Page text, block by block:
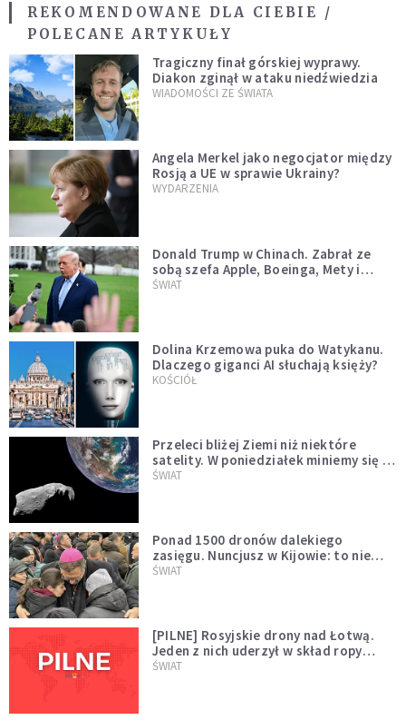
REKOMENDOWANE DLA CIEBIE /
POLECANE ARTYKUŁY
Tragiczny finał górskiej wyprawy.
Diakon zginął w ataku niedźwiedzia
WIADOMOŚCI ZE ŚWIATA
Angela Merkel jako negocjator między
Rosją a UE w sprawie Ukrainy?
WYDARZENIA
Donald Trump w Chinach. Zabrał ze
sobą szefa Apple, Boeinga, Mety i
Muska
ŚWIAT
Dolina Krzemowa puka do Watykanu.
Dlaczego giganci AI słuchają księży?
KOŚCIÓŁ
Przeleci bliżej Ziemi niż niektóre
satelity. W poniedziałek miniemy się z
asteroidą, która poprzedzi znacznie
ŚWIAT
Ponad 1500 dronów dalekiego
zasięgu. Nuncjusz w Kijowie: to nie
wygląda na wolę zakończenia wojny
ŚWIAT
[PILNE] Rosyjskie drony nad Łotwą.
Jeden z nich uderzył w skład ropy
naftowej
ŚWIAT